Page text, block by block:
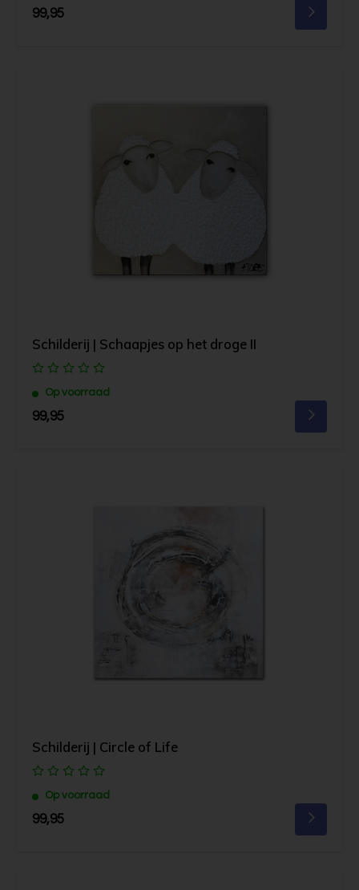
99,95
Schilderij | Schaapjes op het droge II
Op voorraad
99,95
Schilderij | Circle of Life
Op voorraad
99,95